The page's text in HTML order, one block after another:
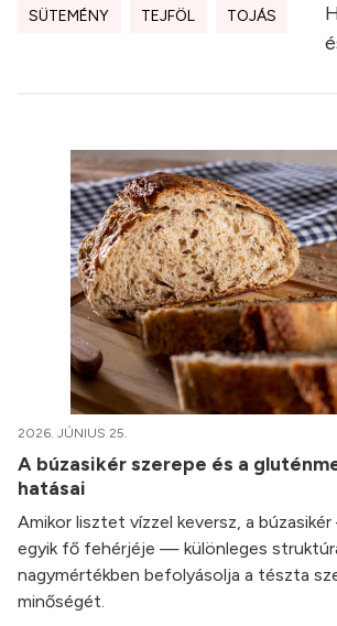
SÜTEMÉNY TEJFÖL TOJÁS
2026. JÚNIUS 25.
A búzasikér szerepe és a
hatásai
Amikor lisztet vízzel keversz, a
egyik fő fehérjéje — különleges
nagymértékben befolyásolja a tészta
minőségét.